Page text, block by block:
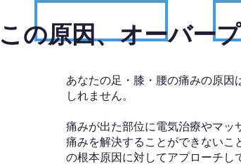
この原因、オーバー
あなたの足・膝・腰の痛みの原
しれません。
痛みが出た部位に電気治療やマッ
痛みを解決することができないこ
の根本原因に対してアプローチし